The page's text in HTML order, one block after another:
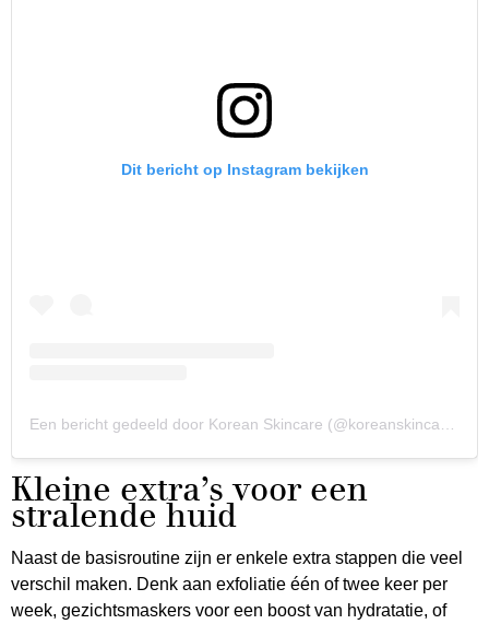
Dit bericht op Instagram bekijken
Kleine extra’s voor een
stralende huid
Naast de basisroutine zijn er enkele extra stappen die veel
verschil maken. Denk aan exfoliatie één of twee keer per
week, gezichtsmaskers voor een boost van hydratatie, of